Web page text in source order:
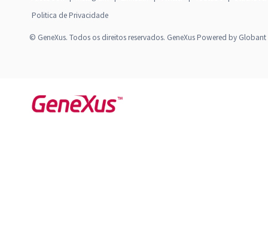
Politica de Privacidade
© GeneXus. Todos os direitos reservados. GeneXus Powered by Globant